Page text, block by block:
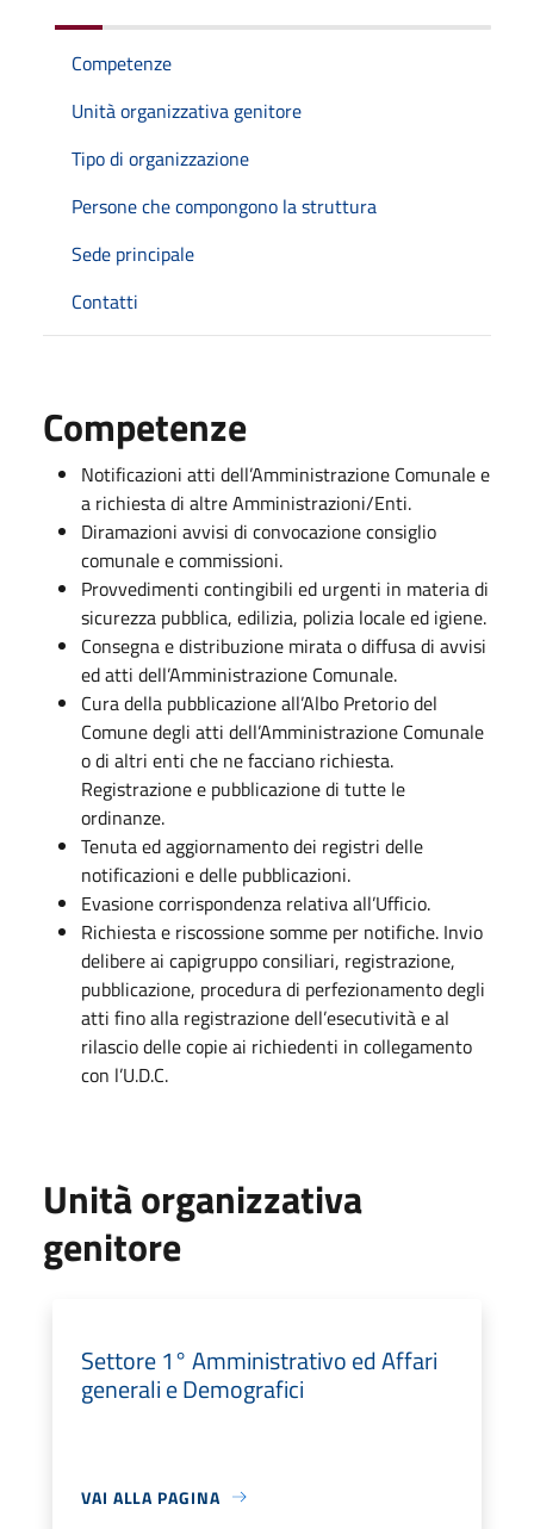
Competenze
Unità organizzativa genitore
Tipo di organizzazione
Persone che compongono la struttura
Sede principale
Contatti
Competenze
Notificazioni atti dell’Amministrazione Comunale e
a richiesta di altre Amministrazioni/Enti.
Diramazioni avvisi di convocazione consiglio
comunale e commissioni.
Provvedimenti contingibili ed urgenti in materia di
sicurezza pubblica, edilizia, polizia locale ed igiene.
Consegna e distribuzione mirata o diffusa di avvisi
ed atti dell’Amministrazione Comunale.
Cura della pubblicazione all’Albo Pretorio del
Comune degli atti dell’Amministrazione Comunale
o di altri enti che ne facciano richiesta.
Registrazione e pubblicazione di tutte le
ordinanze.
Tenuta ed aggiornamento dei registri delle
notificazioni e delle pubblicazioni.
Evasione corrispondenza relativa all’Ufficio.
Richiesta e riscossione somme per notifiche. Invio
delibere ai capigruppo consiliari, registrazione,
pubblicazione, procedura di perfezionamento degli
atti fino alla registrazione dell’esecutività e al
rilascio delle copie ai richiedenti in collegamento
con l’U.D.C.
Unità organizzativa
genitore
Settore 1° Amministrativo ed Affari
generali e Demografici
VAI ALLA PAGINA